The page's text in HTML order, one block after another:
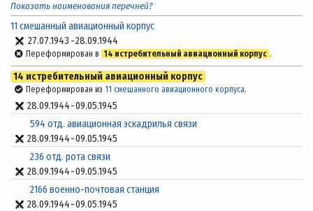
Показать наименования перечней?
11 смешанный авиационный корпус
27.07.1943 -28.09.1944
Переформирован в 14 истребительный авиационный корпус .
14 истребительный авиационный корпус
Переформирован из 11 смешанного авиационного корпуса.
28.09.1944-09.05.1945
594 отд. авиационная эскадрилья связи
28.09.1944-09.05.1945
236 отд. рота связи
28.09.1944-09.05.1945
2166 военно-почтовая станция
28.09.1944-09.05.1945